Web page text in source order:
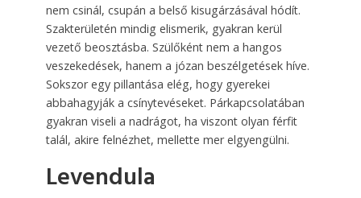
nem csinál, csupán a belső kisugárzásával hódít.
Szakterületén mindig elismerik, gyakran kerül
vezető beosztásba. Szülőként nem a hangos
veszekedések, hanem a józan beszélgetések híve.
Sokszor egy pillantása elég, hogy gyerekei
abbahagyják a csínytevéseket. Párkapcsolatában
gyakran viseli a nadrágot, ha viszont olyan férfit
talál, akire felnézhet, mellette mer elgyengülni.
Levendula